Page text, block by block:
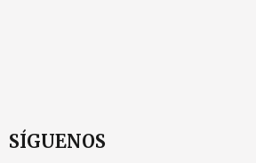
SÍGUENOS